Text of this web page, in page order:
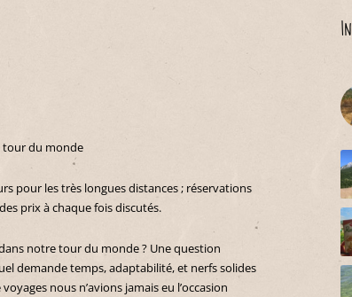
tour du monde
pour les très longues distances ; réservations
prix à chaque fois discutés.
notre tour du monde ? Une question
demande temps, adaptabilité, et nerfs solides
nous n’avions jamais eu l’occasion